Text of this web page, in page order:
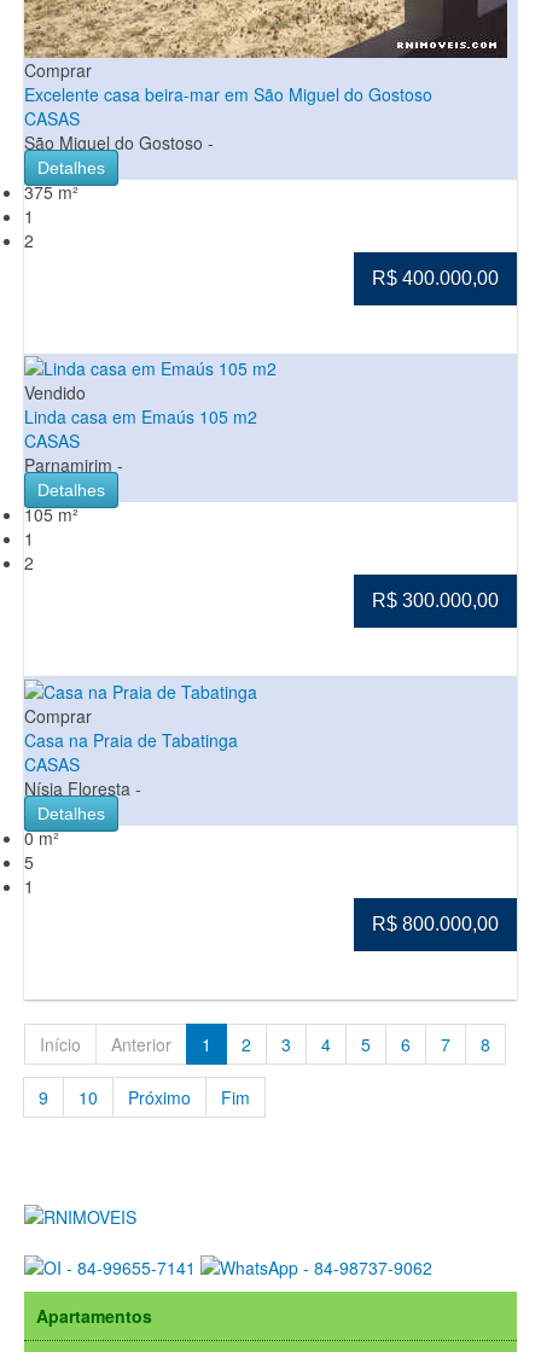
Comprar
Excelente casa beira-mar em São Miguel do Gostoso
CASAS
São Miguel do Gostoso -
Detalhes
375 m²
1
2
R$ 400.000,00
Vendido
Linda casa em Emaús 105 m2
CASAS
Parnamirim -
Detalhes
105 m²
1
2
R$ 300.000,00
Comprar
Casa na Praia de Tabatinga
CASAS
Nísia Floresta -
Detalhes
0 m²
5
1
R$ 800.000,00
Início Anterior 1 2 3 4 5 6 7 8
9 10 Próximo Fim
Apartamentos